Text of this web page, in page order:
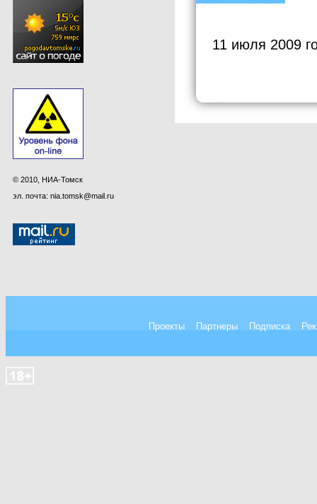
© 2010, НИА-Томск
эл. почта: nia.tomsk@mail.ru
11 июля 2009
Проекты Партнеры Подписка